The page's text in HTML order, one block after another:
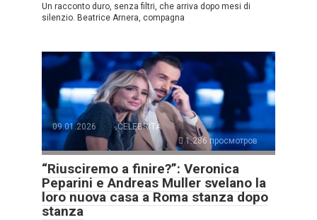
Un racconto duro, senza filtri, che arriva dopo mesi di
silenzio. Beatrice Arnera, compagna
09.01.2026
CELEBRITÀ
1.286 просмотров
“Riusciremo a finire?”: Veronica
Peparini e Andreas Muller svelano la
loro nuova casa a Roma stanza dopo
stanza